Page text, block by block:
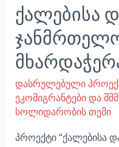
ქალებისა
დასრულებული
ეკომიგრანტები და
სოლიდარობის თემი
პროექტი “ქალებისა